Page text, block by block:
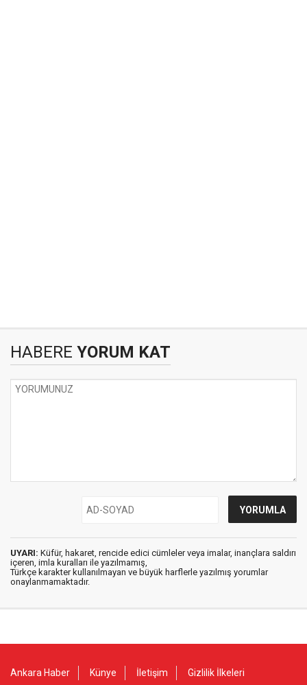
HABERE YORUM KAT
UYARI: Küfür, hakaret, rencide edici cümleler veya imalar, inançlara saldırı
içeren, imla kuralları ile yazılmamış,
Türkçe karakter kullanılmayan ve büyük harflerle yazılmış yorumlar
onaylanmamaktadır.
Ankara Haber Künye İletişim Gizlilik İlkeleri